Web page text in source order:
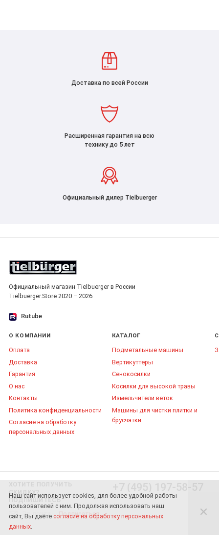
Доставка по всей России
Расширенная гарантия на всю
технику до 5 лет
Официальный дилер Tielbuerger
Наш сайт использует cookies, для более удобной работы
пользователей с ним. Продолжая использовать наш
сайт, Вы даёте согласие на обработку персональных
данных.
Официальный магазин Tielbuerger в России
Tielbuerger.Store 2020 – 2026
Rutube
О КОМПАНИИ
Оплата
Доставка
Гарантия
О нас
Контакты
Политика конфиденциальности
Согласие на обработку
персональных данных
КАТАЛОГ
Подметальные машины
Вертикуттеры
Сенокосилки
Косилки для высокой травы
Измельчители веток
Машины для чистки плитки и
брусчатки
СКИДКУ?
ПОДПИШИТЕСЬ
Подписаться